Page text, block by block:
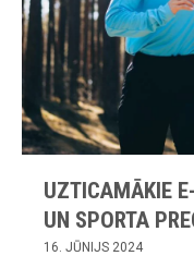
UZTICAMĀKIE
UN SPORTA
16. JŪNIJS 2024